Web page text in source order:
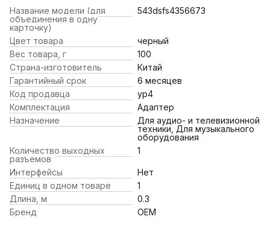
Название модели (для
объединения в одну
карточку)
543dsfs4356673
Цвет товара
черный
Вес товара, г
100
Страна-изготовитель
Китай
Гарантийный срок
6 месяцев
Код продавца
yp4
Комплектация
Адаптер
Назначение
Для аудио- и телевизионной
техники, Для музыкального
оборудования
Количество выходных
разъемов
1
Интерфейсы
Нет
Единиц в одном товаре
1
Длина, м
0.3
Бренд
OEM